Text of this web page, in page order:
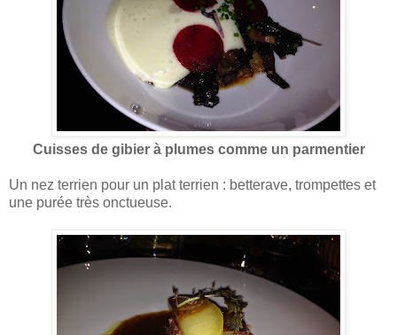
Cuisses de gibier à plumes comme un parmentier
Un nez terrien pour un plat terrien : betterave, trompettes et
une purée très onctueuse.